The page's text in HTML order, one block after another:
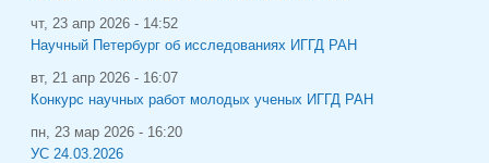
чт, 23 апр 2026 - 14:52
Научный Петербург об исследованиях ИГГД РАН
вт, 21 апр 2026 - 16:07
Конкурс научных работ молодых ученых ИГГД РАН
пн, 23 мар 2026 - 16:20
УС 24.03.2026